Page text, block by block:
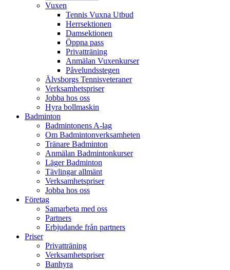
Vuxen
Tennis Vuxna Utbud
Herrsektionen
Damsektionen
Öppna pass
Privatträning
Anmälan Vuxenkurser
Påvelundsstegen
Älvsborgs Tennisveteraner
Verksamhetspriser
Jobba hos oss
Hyra bollmaskin
Badminton
Badmintonens A-lag
Om Badmintonverksamheten
Tränare Badminton
Anmälan Badmintonkurser
Läger Badminton
Tävlingar allmänt
Verksamhetspriser
Jobba hos oss
Företag
Samarbeta med oss
Partners
Erbjudande från partners
Priser
Privatträning
Verksamhetspriser
Banhyra